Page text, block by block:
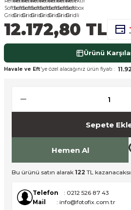
Cihazları
Işık Setleri
12.172,80 TL
Ürünü
Havale ve Eft'ye özel alacağınız ürün fiyatı :
Sepete
Hemen Al
Bu ürünü satın alarak 122 TL
Telefon
: 0212 526 87 43
Mail
: info@fotofix.com.tr